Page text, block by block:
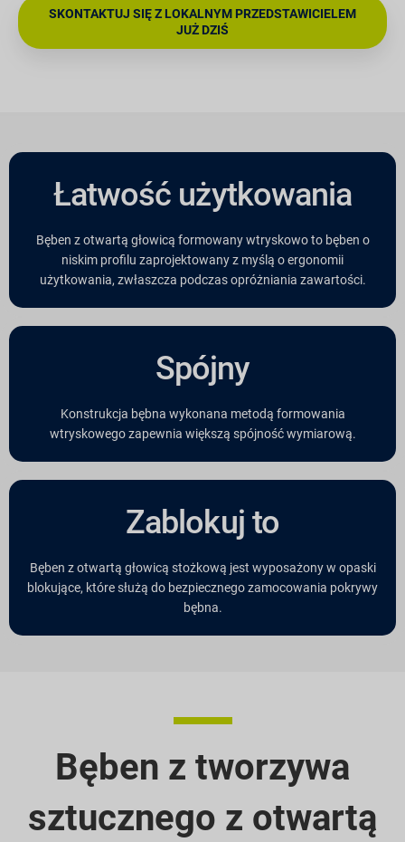
SKONTAKTUJ SIĘ Z LOKALNYM PRZEDSTAWICIELEM
JUŻ DZIŚ
Łatwość użytkowania
Bęben z otwartą głowicą formowany wtryskowo to bęben o
niskim profilu zaprojektowany z myślą o ergonomii
użytkowania, zwłaszcza podczas opróżniania zawartości.
Spójny
Konstrukcja bębna wykonana metodą formowania
wtryskowego zapewnia większą spójność wymiarową.
Zablokuj to
Bęben z otwartą głowicą stożkową jest wyposażony w opaski
blokujące, które służą do bezpiecznego zamocowania pokrywy
bębna.
Bęben z tworzywa
sztucznego z otwartą